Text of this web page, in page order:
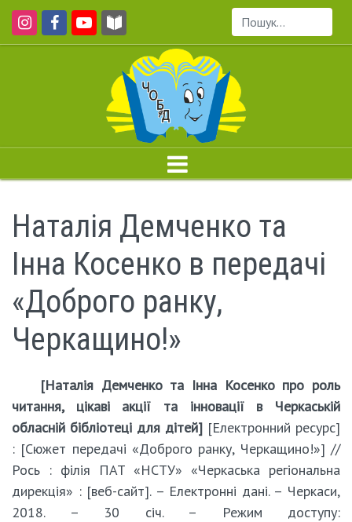
Пошук...
Наталія Демченко та
Інна Косенко в передачі
«Доброго ранку,
Черкащино!»
[Наталія Демченко та Інна Косенко про роль
читання, цікаві акції та інновації в Черкаській
обласній бібліотеці для дітей] [Електронний ресурс]
: [Сюжет передачі «Доброго ранку, Черкащино!»] //
Рось : філія ПАТ «НСТУ» «Черкаська регіональна
дирекція» : [веб-сайт]. – Електронні дані. – Черкаси,
2018. – 30 cіч. – Режим доступу: